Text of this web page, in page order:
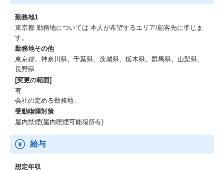
勤務地1
東京都 勤務地については 本人が希望するエリア/顧客先に準じま
す。
勤務地その他
東京都、神奈川県、千葉県、茨城県、栃木県、群馬県、山梨県、
長野県
[変更の範囲]
有
会社の定める勤務地
受動喫煙対策
屋内禁煙(屋内喫煙可能場所有)
給与
想定年収